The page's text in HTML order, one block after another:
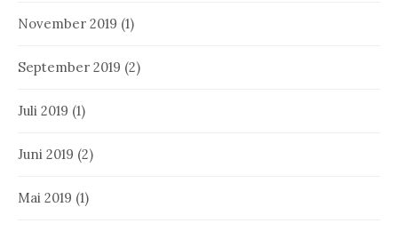
November 2019 (1)
September 2019 (2)
Juli 2019 (1)
Juni 2019 (2)
Mai 2019 (1)